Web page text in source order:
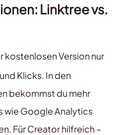
Linktree vs.
kostenlosen Version nur
Klicks. In den
bekommst du mehr
wie Google Analytics
Für Creator hilfreich –